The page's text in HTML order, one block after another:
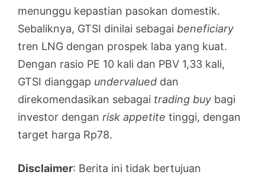
menunggu kepastian pasokan domestik.
Sebaliknya, GTSI dinilai sebagai beneficiary
tren LNG dengan prospek laba yang kuat.
Dengan rasio PE 10 kali dan PBV 1,33 kali,
GTSI dianggap undervalued dan
direkomendasikan sebagai trading buy bagi
investor dengan risk appetite tinggi, dengan
target harga Rp78.
Disclaimer: Berita ini tidak bertujuan